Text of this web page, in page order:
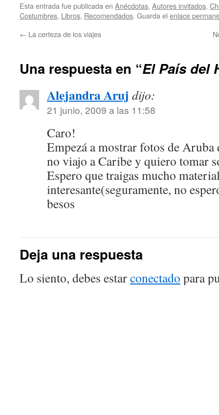
Esta entrada fue publicada en Anécdotas, Autores invitados,
Costumbres, Libros, Recomendados. Guarda el enlace
← La certeza de los viajes
Una respuesta en “El País del
Alejandra Aruj dijo:
21 junio, 2009 a las 11:58
Caro!
Empezá a mostrar fotos de Aruba
no viajo a Caribe y quiero tomar
Espero que traigas mucho
interesante(seguramente, no
besos
Deja una respuesta
Lo siento, debes estarconectado para